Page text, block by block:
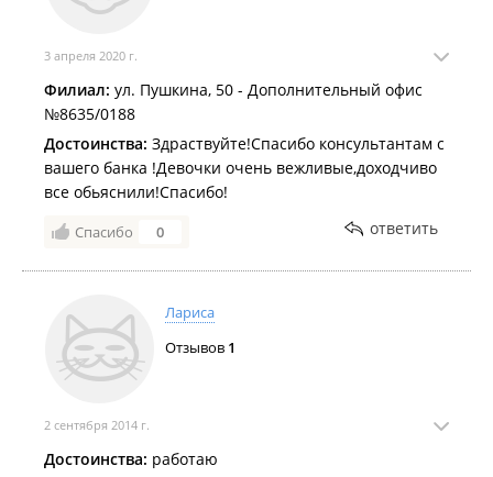
3 апреля 2020 г.
Филиал: ул. Пушкина, 50 - Дополнительный офис
№8635/0188
Достоинства: Здраствуйте!Спасибо консультантам с
вашего банка !Девочки очень вежливые,доходчиво
все обьяснили!Спасибо!
Спасибо 0 ответить
Лариса
Отзывов 1
2 сентября 2014 г.
Достоинства: работаю